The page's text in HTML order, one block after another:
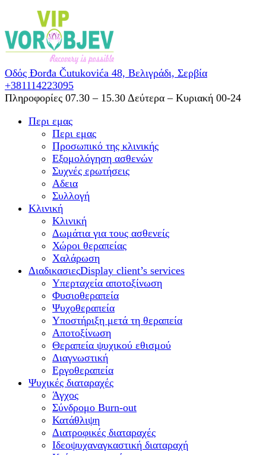
Οδός Đorđa Čutukovića 48, Βελιγράδι, Σερβία
+381114223095
Πληροφορίες 07.30 – 15.30 Δεύτερα – Κυριακή 00-24
Περι εμας
Περι εμας
Προσωπικό της κλινικής
Εξομολόγηση ασθενών
Συχνές ερωτήσεις
Αδεια
Συλλογή
Κλινική
Κλινική
Δωμάτια για τους ασθενείς
Χώροι θεραπείας
Χαλάρωση
ΔιαδικασιεςDisplay client’s services
Υπερταχεία αποτοξίνωση
Φυσιοθεραπεία
Ψυχοθεραπεία
Υποστήριξη μετά τη θεραπεία
Αποτοξίνωση
Θεραπεία ψυχικού εθισμού
Διαγνωστική
Εργοθεραπεία
Ψυχικές διαταραχές
Άγχος
Σύνδρομο Burn-out
Κατάθλιψη
Διατροφικές διαταραχές
Ιδεοψυχαναγκαστική διαταραχή